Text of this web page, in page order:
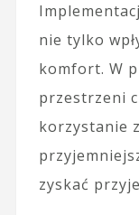
nie tylko
komfort. W
przestrzeni
korzystanie
zyskać